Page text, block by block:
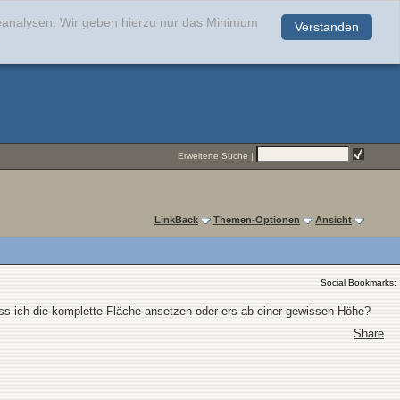
Verstanden
Wir geben hierzu nur das Minimum
Erweiterte Suche |
LinkBack Themen-Optionen Ansicht
Social Bookmarks:
ich die komplette Fläche ansetzen oder ers ab einer gewissen Höhe?
Share